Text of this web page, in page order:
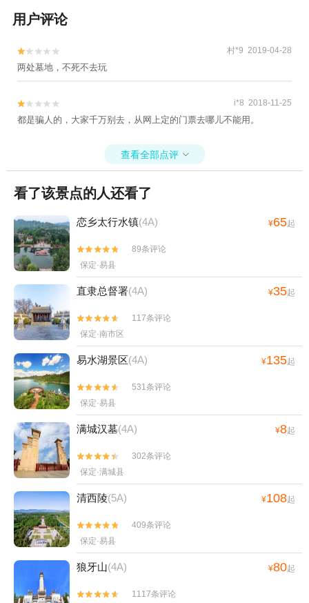
用户评论

 村*9 2019-04-28
两处墓地，不死不去玩

 i*8 2018-11-25
都是骗人的，大家千万别去，从网上定的门票去哪儿不能用。
查看全部点评 
看了该景点的人还看了
恋乡太行水镇(4A) ¥65起


89条评论
保定·易县
直隶总督署(4A) ¥35起


117条评论
保定·南市区
易水湖景区(4A) ¥135起


531条评论
保定·易县
满城汉墓(4A) ¥8起


302条评论
保定·满城县
清西陵(5A) ¥108起


409条评论
保定·易县
狼牙山(4A) ¥80起

 1117条评论